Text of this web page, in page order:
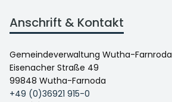
Anschrift & Kontakt
Gemeindeverwaltung Wutha-Farnroda
Eisenacher Straße 49
99848 Wutha-Farnoda
+49 (0)36921 915-0